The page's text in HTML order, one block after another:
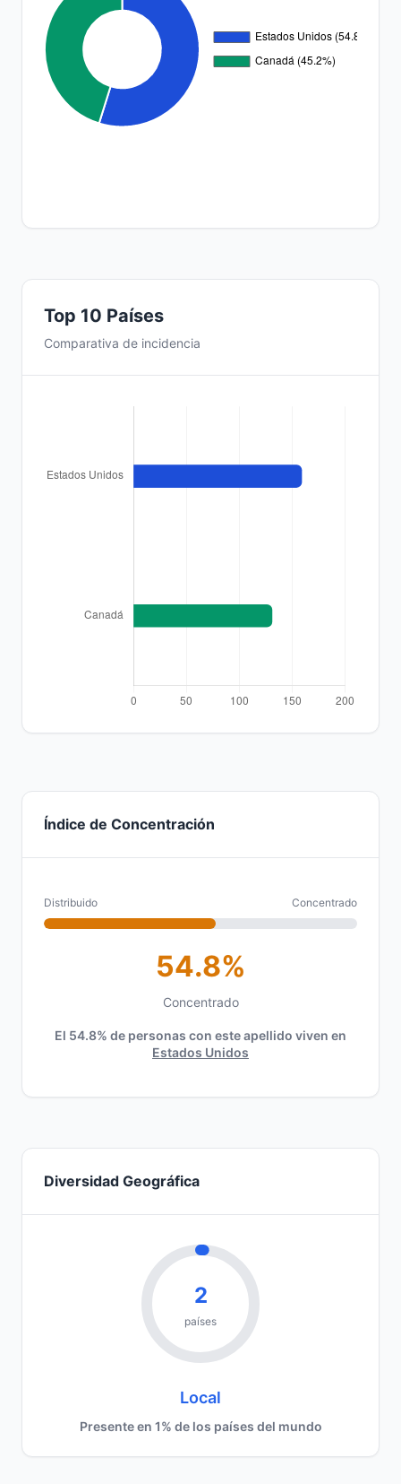
Top 10 Países
Comparativa de incidencia
Índice de Concentración
Distribuido Concentrado
54.8%
Concentrado
El 54.8% de personas con este apellido viven en
Estados Unidos
Diversidad Geográfica
2
países
Local
Presente en 1% de los países del mundo